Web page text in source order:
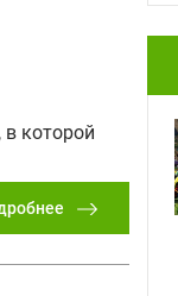
в которой